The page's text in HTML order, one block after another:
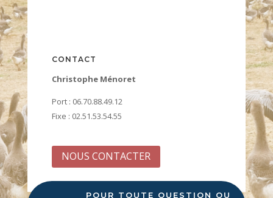
CONTACT
Christophe Ménoret
Port : 06.70.88.49.12
Fixe : 02.51.53.54.55
NOUS CONTACTER
POUR TOUTE QUESTION OU